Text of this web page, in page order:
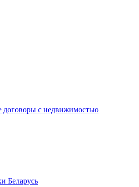
с недвижимостью
Беларусь